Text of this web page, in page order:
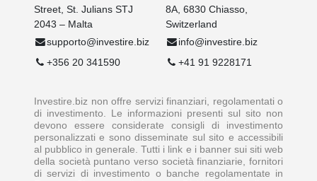
Street, St. Julians STJ
2043 – Malta
supporto@investire.biz
+356 20 341590
8A, 6830 Chiasso,
Switzerland
info@investire.biz
+41 91 9228171
Investire.biz non offre servizi finanziari, regolamentati o
di investimento. Le informazioni presenti sul sito non
devono essere considerate consigli di investimento
personalizzati e sono disseminate sul sito e accessibili
al pubblico in generale. Tutti i link e i banner sui siti web
della società puntano verso società finanziarie, fornitori
di servizi di investimento o banche regolamentate in